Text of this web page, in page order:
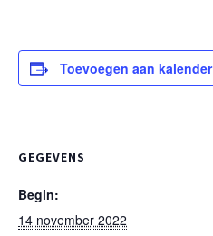
Toevoegen aan kalender
GEGEVENS
Begin:
14 november 2022